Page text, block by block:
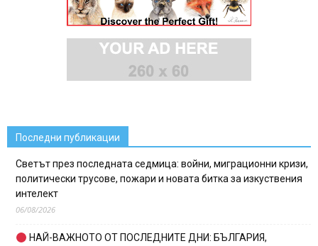
Последни публикации
Светът през последната седмица: войни, миграционни кризи,
политически трусове, пожари и новата битка за изкуствения
интелект
06/08/2026
НАЙ-ВАЖНОТО ОТ ПОСЛЕДНИТЕ ДНИ: БЪЛГАРИЯ,